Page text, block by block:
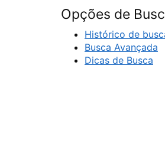
Opções de
Histórico de
Busca Avançada
Dicas de Busca